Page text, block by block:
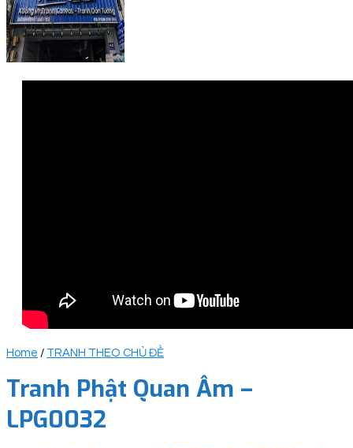
Home / TRANH THEO CHỦ ĐỀ
Tranh Phật Quan Âm –
LPG0032